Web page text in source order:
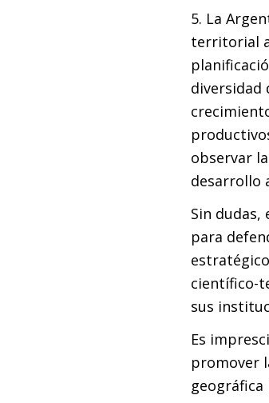
5. La
territorial
diversidad
observar
desarrollo
Sin
para
científico-
sus
Es
promover